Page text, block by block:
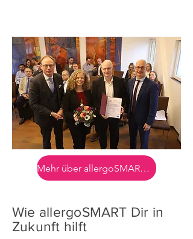
Mehr über allergoSMARTDoc
Wie allergoSMART Dir in
Zukunft hilft